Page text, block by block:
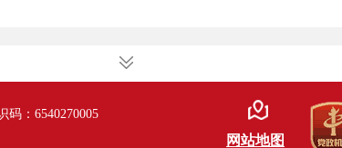
码：6540270005
网站地图